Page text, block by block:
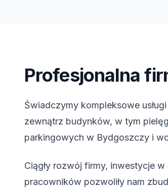
Profesjonalna
Świadczymy kompleksowe
zewnątrz budynków, w tym
parkingowych w Bydgoszczy i
Ciągły rozwój firmy, inwestycje
pracowników pozwoliły nam